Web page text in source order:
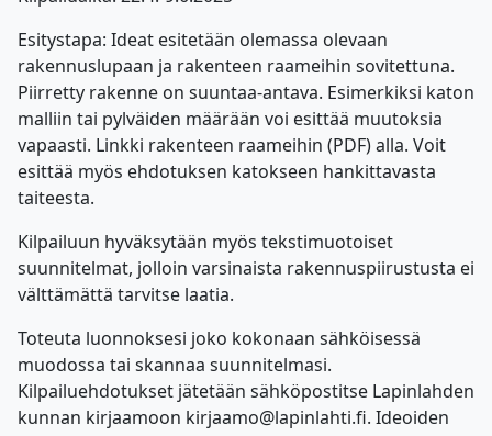
Esitystapa: Ideat esitetään olemassa olevaan
rakennuslupaan ja rakenteen raameihin sovitettuna.
Piirretty rakenne on suuntaa-antava. Esimerkiksi katon
malliin tai pylväiden määrään voi esittää muutoksia
vapaasti. Linkki rakenteen raameihin (PDF) alla. Voit
esittää myös ehdotuksen katokseen hankittavasta
taiteesta.
Kilpailuun hyväksytään myös tekstimuotoiset
suunnitelmat, jolloin varsinaista rakennuspiirustusta ei
välttämättä tarvitse laatia.
Toteuta luonnoksesi joko kokonaan sähköisessä
muodossa tai skannaa suunnitelmasi.
Kilpailuehdotukset jätetään sähköpostitse Lapinlahden
kunnan kirjaamoon kirjaamo@lapinlahti.fi. Ideoiden